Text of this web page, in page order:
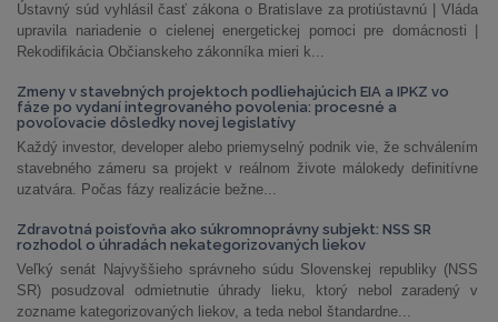
Ústavný súd vyhlásil časť zákona o Bratislave za protiústavnú | Vláda
upravila nariadenie o cielenej energetickej pomoci pre domácnosti |
Rekodifikácia Občianskeho zákonníka mieri k...
Zmeny v stavebných projektoch podliehajúcich EIA a IPKZ vo
fáze po vydaní integrovaného povolenia: procesné a
povoľovacie dôsledky novej legislatívy
Každý investor, developer alebo priemyselný podnik vie, že schválením
stavebného zámeru sa projekt v reálnom živote málokedy definitívne
uzatvára. Počas fázy realizácie bežne...
Zdravotná poisťovňa ako súkromnoprávny subjekt: NSS SR
rozhodol o úhradách nekategorizovaných liekov
Veľký senát Najvyššieho správneho súdu Slovenskej republiky (NSS
SR) posudzoval odmietnutie úhrady lieku, ktorý nebol zaradený v
zozname kategorizovaných liekov, a teda nebol štandardne...